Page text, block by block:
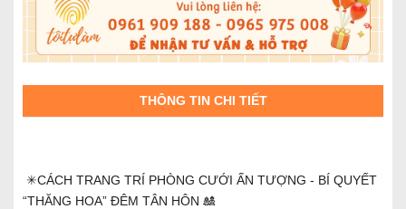
THÔNG TIN CHI TIẾT
✳CÁCH TRANG TRÍ PHÒNG CƯỚI ẤN TƯỢNG - BÍ QUYẾT
“THĂNG HOA” ĐÊM TÂN HÔN 🎎